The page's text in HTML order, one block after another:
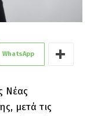
WhatsApp
Νέας
μετά τις